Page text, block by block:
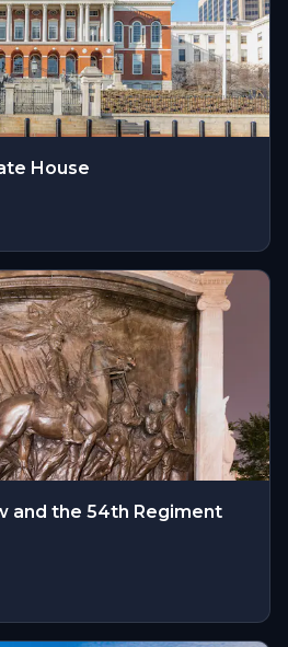
House
and the 54th Regiment